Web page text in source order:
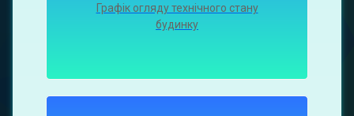
Графік огляду технічного стану
будинку